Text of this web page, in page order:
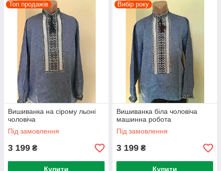
Топ продажів
Вишиванка на сірому льоні
чоловіча
Під замовлення
3 199 ₴
Купити
Вибір року
Вишиванка біла чоловіча
машинна робота
Під замовлення
3 199 ₴
Купити